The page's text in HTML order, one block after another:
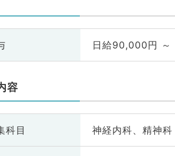
日給90,000円 ～
容
科目 神経内科、精神科